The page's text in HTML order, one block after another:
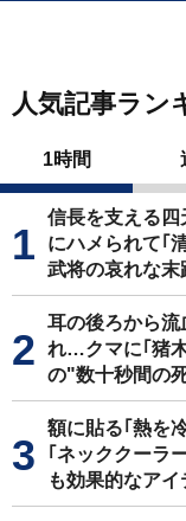
人気記事ラン
1時間
信長を支える
にハメられて｢
武将の哀れな末
耳の後ろから流
れ…クマに｢猪
の"数十秒間の
額に貼る｢熱を
｢ネッククーラ
も効果的なアイ